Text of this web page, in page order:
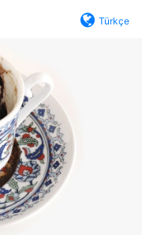
Türkçe